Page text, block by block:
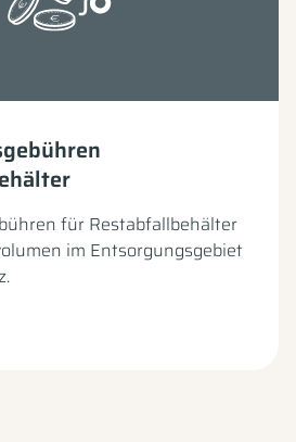
für Restabfallbehälter
im Entsorgungsgebiet